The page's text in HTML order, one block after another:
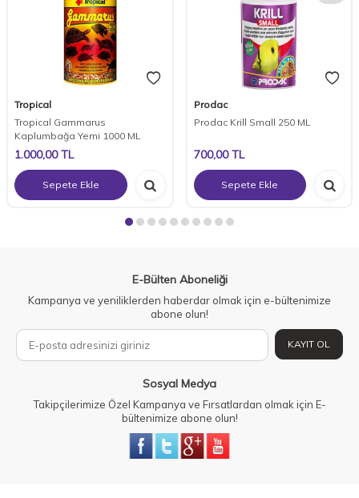
Tropical
Tropical Gammarus
Kaplumbağa Yemi 1000 ML
1.000,00TL
Sepete Ekle
Prodac
Prodac Krill Small 250 ML
700,00TL
Sepete Ekle
E-Bülten Aboneliği
Kampanya ve yeniliklerden haberdar olmak için e-bültenimize
abone olun!
KAYIT OL
Sosyal Medya
Takipçilerimize Özel Kampanya ve Fırsatlardan olmak için E-
bültenimize abone olun!